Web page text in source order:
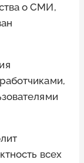
о СМИ,
всех